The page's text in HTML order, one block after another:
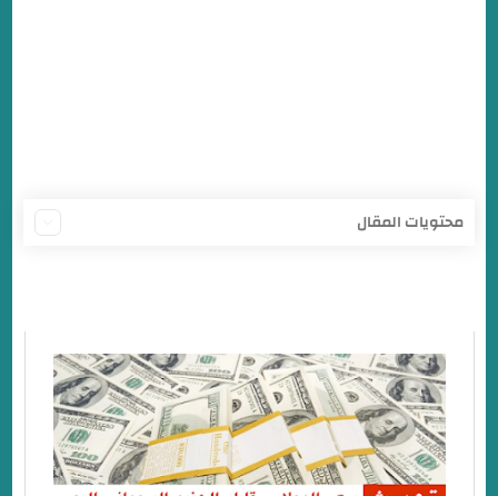
محتويات المقال
سعر الجنيه الاسترليني في بنك الخرطوم صباح اليوم